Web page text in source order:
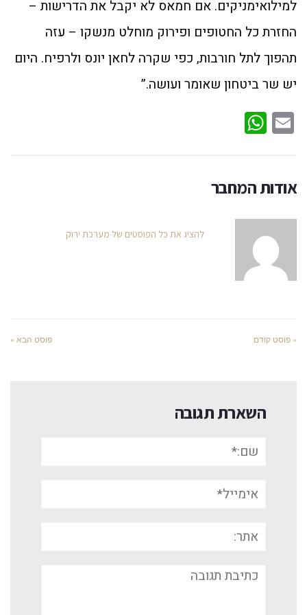
למילואימניקים. אם חמאס לא יקבל את הדרישות –
החזרת כל החטופים ופירוק מוחלט מנשקו – עזה
תהפוך לתל חורבות, כפי שקרה לחאן יונס ולרפיח. היום
יש שר ביטחון שאומר ועושה.”
Email
אודות המחבר
להציג את כל הפוסטים של מערכת ירוק
« פוסט קודם פוסט הבא »
השארת תגובה
אימייל*
תגובה